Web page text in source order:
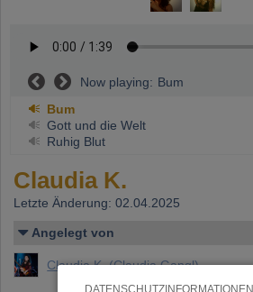
DATENSCHUTZINFORMATIONEN
Now playing: Bum
Bum
Gott und die Welt
Ruhig Blut
Claudia K.
Letzte Änderung: 02.04.2025
Angelegt von
Claudia K. (Claudia Gangl)